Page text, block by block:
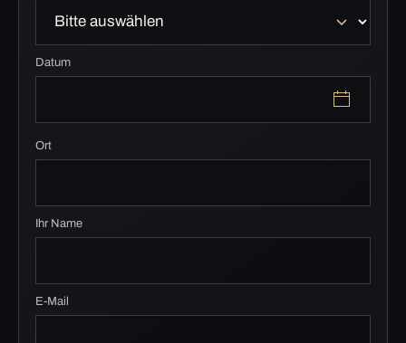
Datum
Ort
Ihr Name
E-Mail